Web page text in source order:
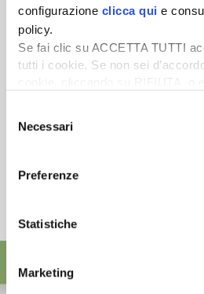
configurazione clicca qui e
policy.
Se fai clic su ACCETTA TUTTI
tutti i cookie. Se non sei
desideri accettare e cliccando
delNecessari
Preferenze
Statistiche
Marketing